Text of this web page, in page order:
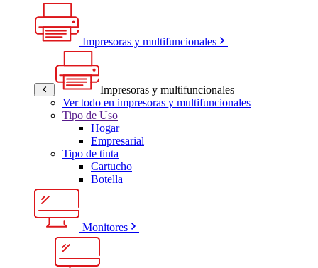
Impresoras y multifuncionales
Impresoras y multifuncionales
Ver todo en impresoras y multifuncionales
Tipo de Uso
Hogar
Empresarial
Tipo de tinta
Cartucho
Botella
Monitores